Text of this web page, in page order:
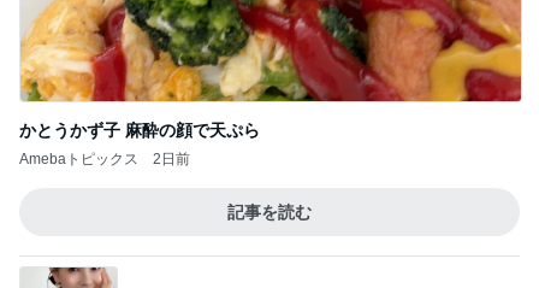
かとうかず子 麻酔の顔で天ぷら
Amebaトピックス 2日前
記事を読む